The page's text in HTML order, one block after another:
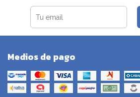
Medios de pago